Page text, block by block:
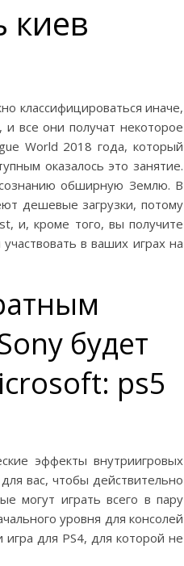
киев
классифицироваться иначе,
все они получат некоторое
World 2018 года, который
оказалось это занятие.
обширную Землю. В
дешевые загрузки, потому
и, кроме того, вы получите
в ваших играх на
будет
ps5
эффекты внутриигровых
вас, чтобы действительно
могут играть всего в пару
уровня для консолей
для PS4, для которой не